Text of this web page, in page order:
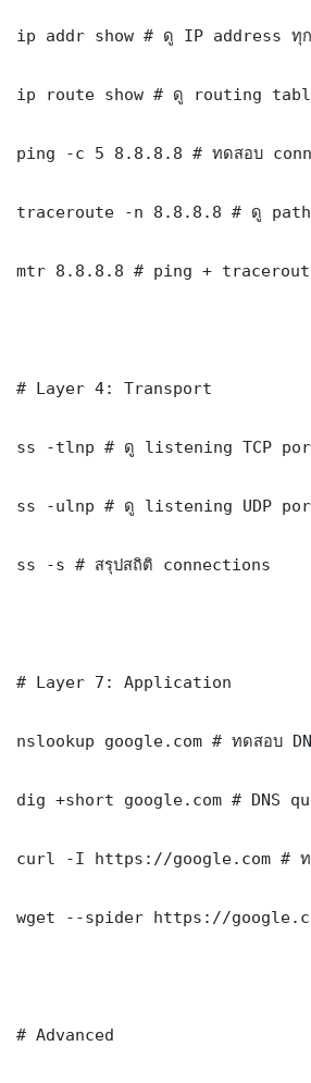
ip addr show # ดู IP address
ip route show # ดู routing
ping -c 5 8.8.8.8 # ทดสอบ
traceroute -n 8.8.8.8 # ดู
mtr 8.8.8.8 # ping +
# Layer 4: Transport
ss -tlnp # ดู listening TCP
ss -ulnp # ดู listening UDP
ss -s # สรุปสถิติ connections
# Layer 7: Application
nslookup google.com # ทดสอบ
dig +short google.com # DNS
curl -I https://google.com # ทด
wget --spider https://
# Advanced